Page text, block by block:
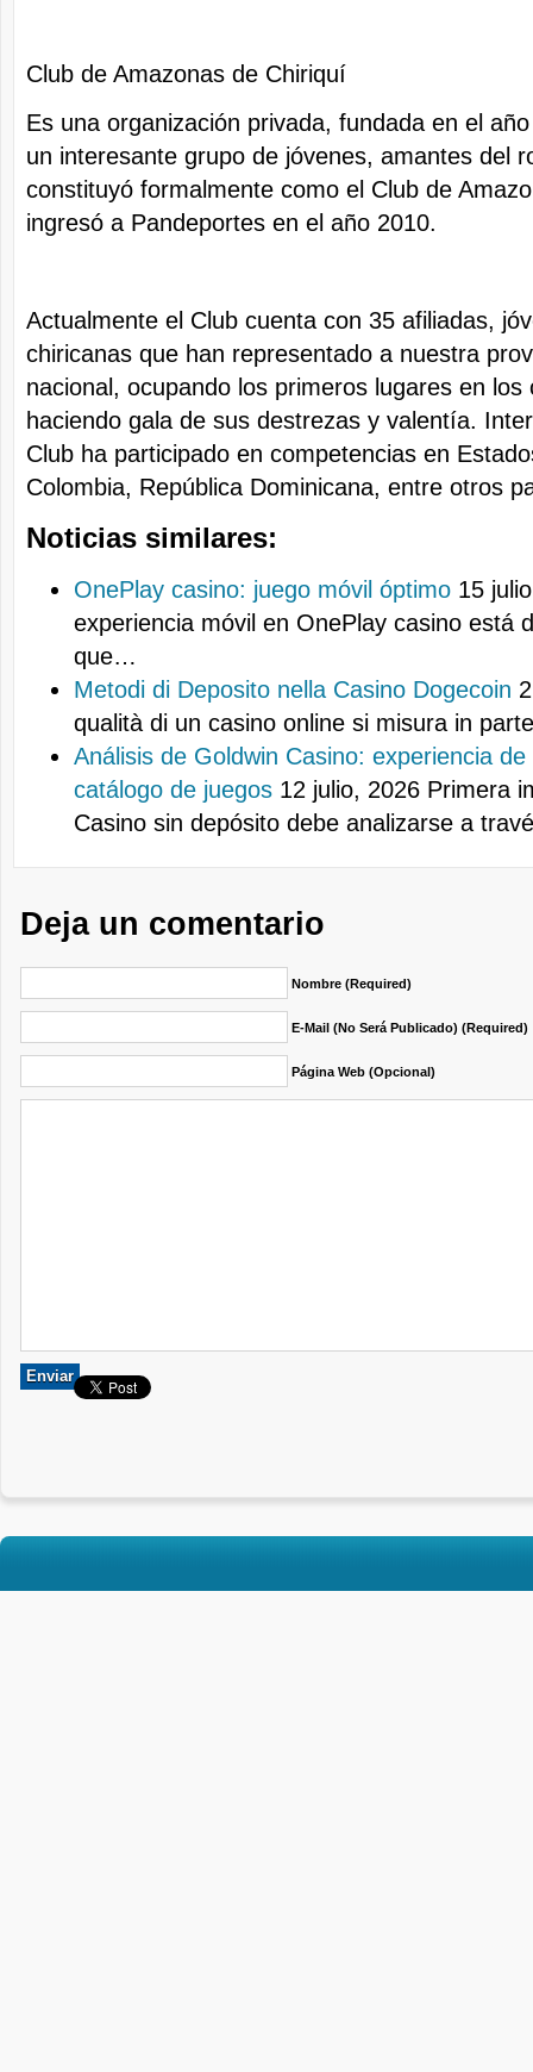
Club de Amazonas de Chiriquí
Es una organización privada, fundada en el
un interesante grupo de jóvenes, amantes del
constituyó formalmente como el Club de
ingresó a Pandeportes en el año 2010.
Actualmente el Club cuenta con 35 afiliadas,
chiricanas que han representado a nuestra
nacional, ocupando los primeros lugares en los
haciendo gala de sus destrezas y valentía.
Club ha participado en competencias en
Colombia, República Dominicana, entre otros
Noticias similares:
OnePlay casino: juego móvil óptimo 15
experiencia móvil en OnePlay casino está
que…
Metodi di Deposito nella Casino Dogecoin
qualità di un casino online si misura in
Análisis de Goldwin Casino: experiencia
catálogo de juegos 12 julio, 2026 Primera
Casino sin depósito debe analizarse a
Deja un comentario
Nombre (required)
E-Mail (no Será Publicado) (required)
Página Web (opcional)